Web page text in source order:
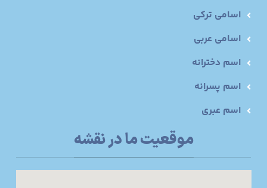
اسامی ترکی
اسامی عربی
اسم دخترانه
اسم پسرانه
اسم عبری
موقعیت ما در نقشه